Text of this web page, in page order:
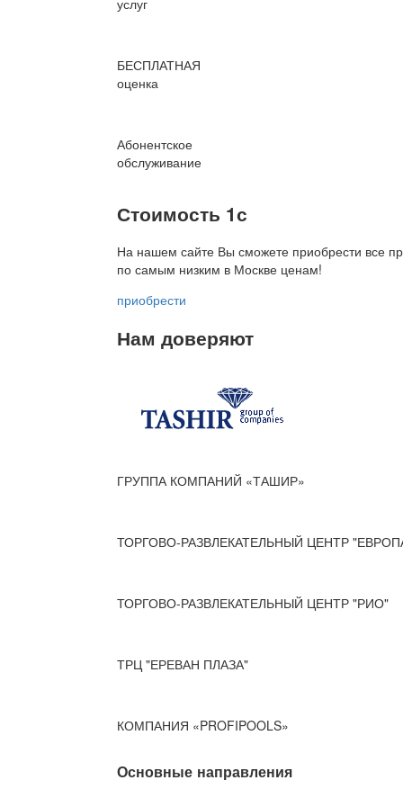
услуг
БЕСПЛАТНАЯ
оценка
Абонентское
обслуживание
Стоимость 1с
На нашем сайте Вы сможете приобрести все
по самым низким в Москве ценам!
приобрести
Нам доверяют
ГРУППА КОМПАНИЙ «ТАШИР»
ТОРГОВО-РАЗВЛЕКАТЕЛЬНЫЙ ЦЕНТР
ТОРГОВО-РАЗВЛЕКАТЕЛЬНЫЙ ЦЕНТР "РИО"
ТРЦ "ЕРЕВАН ПЛАЗА"
КОМПАНИЯ «PROFIPOOLS»
Основные направления